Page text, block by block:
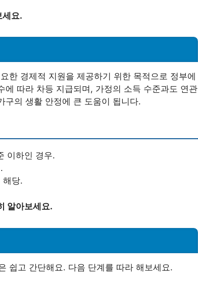
세요.
한 경제적 지원을 제공하기 위한 목적으로 정부에
따라 차등 지급되며, 가정의 소득 수준과도 연관
구의 생활 안정에 큰 도움이 됩니다.
이하인 경우.
해당.
알아보세요.
쉽고 간단해요. 다음 단계를 따라 해보세요.